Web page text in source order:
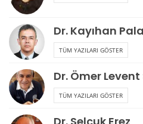
Dr. Kayıhan Pala
TÜM YAZILARI GÖSTER
Dr. Ömer
TÜM YAZILARI GÖSTER